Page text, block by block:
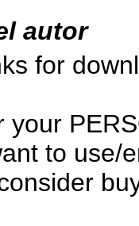
autor
for
your
to use/